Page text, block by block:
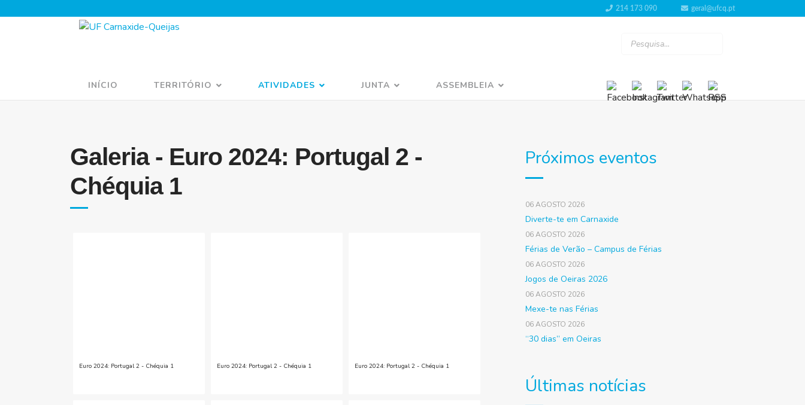
214 173 090 geral@ufcq.pt
INÍCIO TERRITÓRIO ATIVIDADES JUNTA ASSEMBLEIA
Galeria - Euro 2024: Portugal 2 -
Chéquia 1
Euro 2024: Portugal 2 - Chéquia 1 Euro 2024: Portugal 2 - Chéquia 1 Euro 2024: Portugal 2 - Chéquia 1
Próximos eventos
06 AGOSTO 2026
Diverte-te em Carnaxide
06 AGOSTO 2026
Férias de Verão – Campus de Férias
06 AGOSTO 2026
Jogos de Oeiras 2026
06 AGOSTO 2026
Mexe-te nas Férias
06 AGOSTO 2026
“30 dias” em Oeiras
Últimas notícias